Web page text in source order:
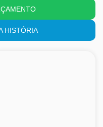
HISTÓRIA